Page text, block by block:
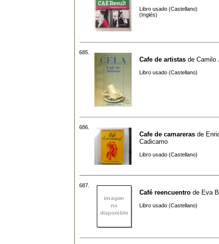
Libro usado (Castellano)
(Inglés)
685.
Cafe de artistas de Camilo
Libro usado (Castellano)
686.
Cafe de camareras de
Cadicamo
Libro usado (Castellano)
687.
Café reencuentro de Eva
Libro usado (Castellano)